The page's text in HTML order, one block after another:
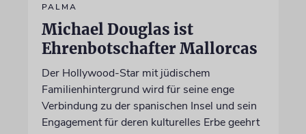
PALMA
Michael Douglas ist
Ehrenbotschafter Mallorcas
Der Hollywood-Star mit jüdischem
Familienhintergrund wird für seine enge
Verbindung zu der spanischen Insel und sein
Engagement für deren kulturelles Erbe geehrt